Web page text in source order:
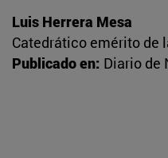
Luis Herrera Mesa
Catedrático emérito de
Publicado en: Diario de